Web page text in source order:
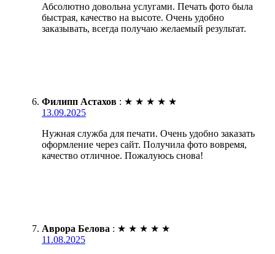
Абсолютно довольна услугами. Печать фото была
быстрая, качество на высоте. Очень удобно
заказывать, всегда получаю желаемый результат.
Филипп Астахов : ★ ★ ★ ★ ★
13.09.2025
Нужная служба для печати. Очень удобно заказать
оформление через сайт. Получила фото вовремя,
качество отличное. Пожалуюсь снова!
Аврора Белова : ★ ★ ★ ★ ★
11.08.2025